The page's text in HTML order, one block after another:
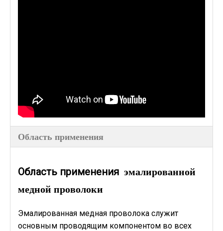
Область применения
Область применения эмалированной
медной проволоки
Эмалированная медная проволока служит
основным проводящим компонентом во всех